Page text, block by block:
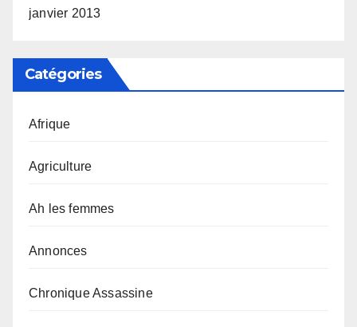
janvier 2013
Catégories
Afrique
Agriculture
Ah les femmes
Annonces
Chronique Assassine